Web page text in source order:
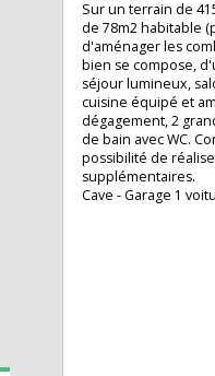
A 4 minutes à
minutes à pied,
commerces.
Sur un terrain
de 78m2
d'aménager les
bien se
séjour
cuisine équipé
dégagement, 2
de bain avec